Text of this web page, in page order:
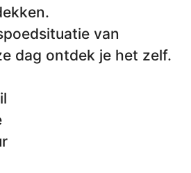
van
dag ontdek je het zelf.